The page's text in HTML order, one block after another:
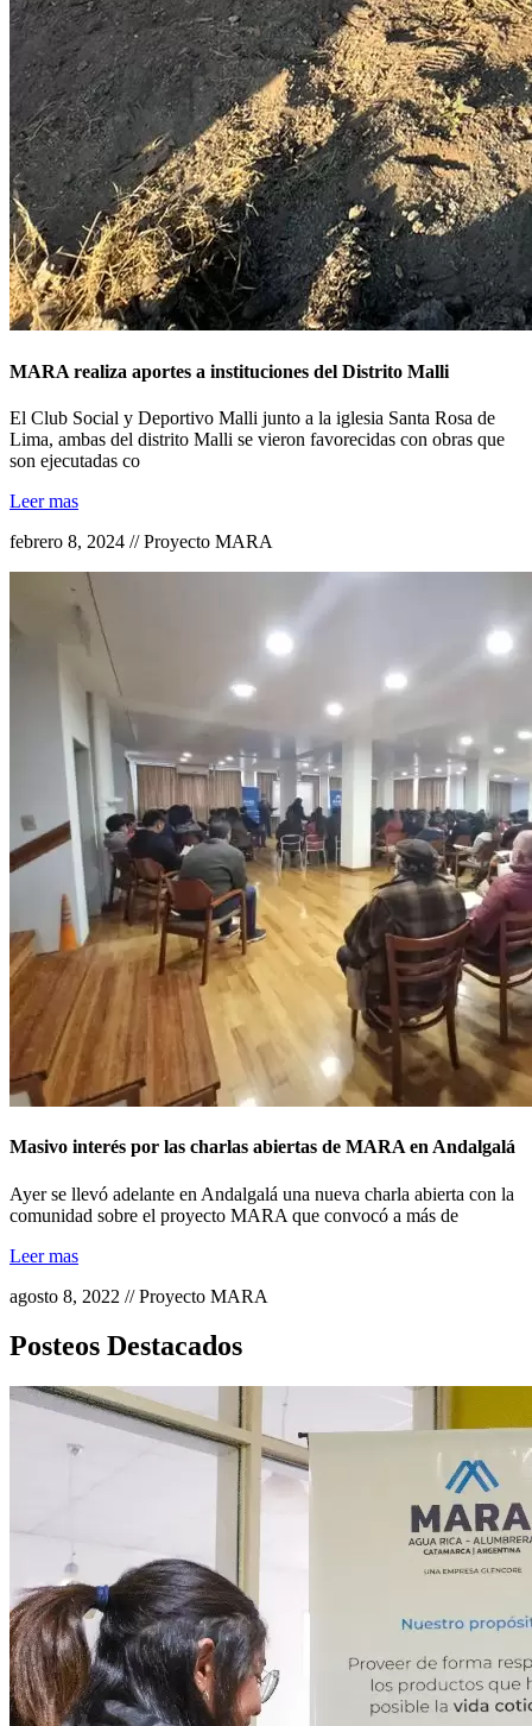
MARA realiza aportes a instituciones del Distrito Malli
El Club Social y Deportivo Malli junto a la iglesia Santa Rosa de
Lima, ambas del distrito Malli se vieron favorecidas con obras que
son ejecutadas co
Leer mas
febrero 8, 2024 // Proyecto MARA
Masivo interés por las charlas abiertas de MARA en Andalgalá
Ayer se llevó adelante en Andalgalá una nueva charla abierta con la
comunidad sobre el proyecto MARA que convocó a más de
Leer mas
agosto 8, 2022 // Proyecto MARA
Posteos Destacados